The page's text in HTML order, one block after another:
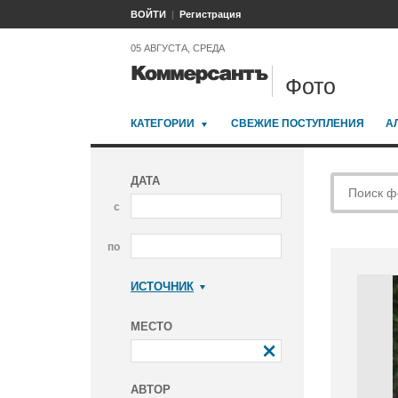
ВОЙТИ Регистрация
05 АВГУСТА, СРЕДА
Фото
КАТЕГОРИИ СВЕЖИЕ ПОСТУПЛЕНИЯ
ДАТА
с
по
ИСТОЧНИК
МЕСТО
АВТОР